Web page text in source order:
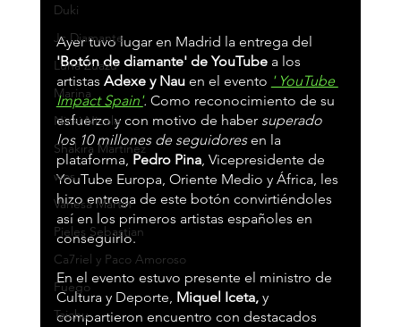
Duki
Jc Diamante
Luna Zuazu
Marina
Nicki Nicole
Shakira Martínez
wos
Vanesa Martín
Pieles Sebastian
Ca7riel y Paco Amoroso
Fuego
Taichu
Ayer tuvo lugar en Madrid la entrega del
'Botón de diamante' de YouTube a los
artistas Adexe y Nau en el evento ' YouTube
Impact Spain'. Como reconocimiento de su
esfuerzo y con motivo de haber superado
los 10 millones de seguidores en la
plataforma, Pedro Pina, Vicepresidente de
YouTube Europa, Oriente Medio y África, les
hizo entrega de este botón convirtiéndoles
así en los primeros artistas españoles en
conseguirlo.
En el evento estuvo presente el ministro de
Cultura y Deporte, Miquel Iceta, y
compartieron encuentro con destacados